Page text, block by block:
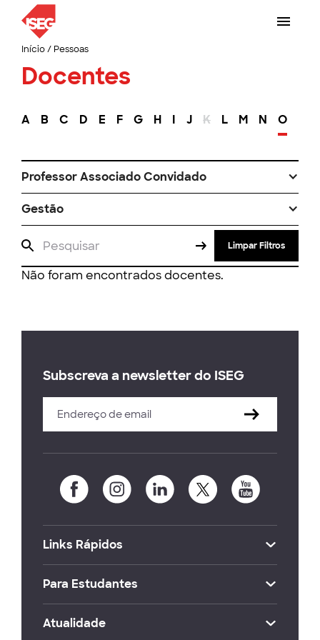
Início/ Pessoas
Docentes
A B C D E F G H I J K L M N O
Professor Associado Convidado
Gestão
Limpar Filtros
Não foram encontrados docentes.
Subscreva a newsletter do ISEG
Links Rápidos
Para Estudantes
Atualidade